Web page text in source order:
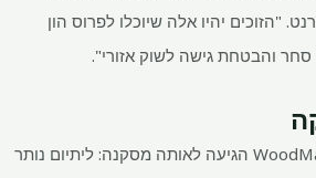
"הזוכים יהיו אלה שיוכלו לפרוס הון
סחר והבטחת גישה לשוק אזורי".
על פני כל התרחישים, WoodMac הגיעה לאותה מסקנה: ליתיום נותר